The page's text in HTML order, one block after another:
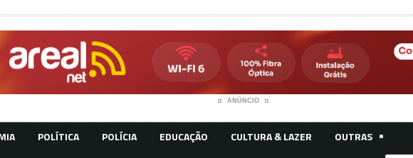
ANÚNCIO
POLÍTICA POLÍCIA EDUCAÇÃO CULTURA & LAZER OUTRAS